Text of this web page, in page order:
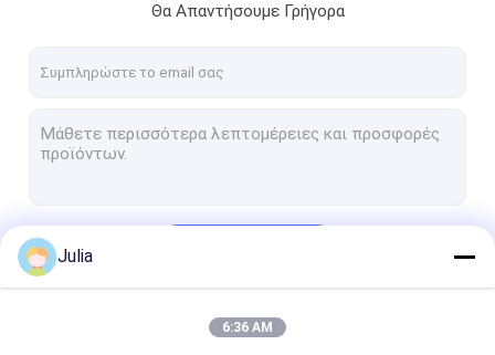
Θα Απαντήσουμε Γρήγορα
Julia
6:36 AM